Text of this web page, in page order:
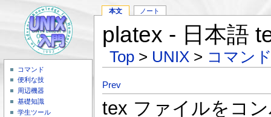
コマンド
便利な技
周辺機器
基礎知識
学生ツール
本文 ノート
platex - 日本語
Top > UNIX > コマン
Prev
tex ファイルをコ